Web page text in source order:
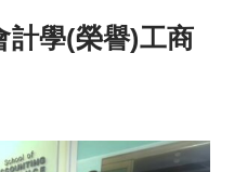
計學(榮譽)工商